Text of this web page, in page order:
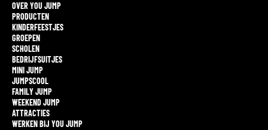
OVER YOU JUMP
PRODUCTEN
KINDERFEESTJES
GROEPEN
SCHOLEN
BEDRIJFSUITJES
MINI JUMP
JUMPSCOOL
FAMILY JUMP
WEEKEND JUMP
ATTRACTIES
WERKEN BIJ YOU JUMP